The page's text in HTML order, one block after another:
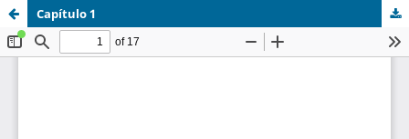
Capítulo 1